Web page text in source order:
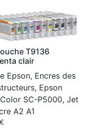
T9136
clair
Epson, Encres des
Epson
SC-P5000, Jet
A2 A1
€